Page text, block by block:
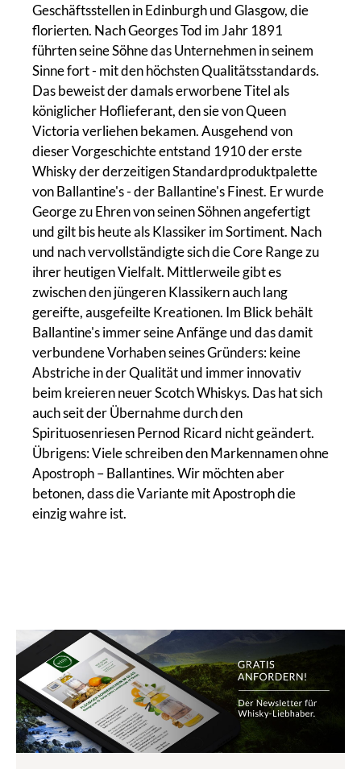
Geschäftsstellen in Edinburgh und Glasgow, die
florierten. Nach Georges Tod im Jahr 1891
führten seine Söhne das Unternehmen in seinem
Sinne fort - mit den höchsten Qualitätsstandards.
Das beweist der damals erworbene Titel als
königlicher Hoflieferant, den sie von Queen
Victoria verliehen bekamen. Ausgehend von
dieser Vorgeschichte entstand 1910 der erste
Whisky der derzeitigen Standardproduktpalette
von Ballantine's - der Ballantine's Finest. Er wurde
George zu Ehren von seinen Söhnen angefertigt
und gilt bis heute als Klassiker im Sortiment. Nach
und nach vervollständigte sich die Core Range zu
ihrer heutigen Vielfalt. Mittlerweile gibt es
zwischen den jüngeren Klassikern auch lang
gereifte, ausgefeilte Kreationen. Im Blick behält
Ballantine's immer seine Anfänge und das damit
verbundene Vorhaben seines Gründers: keine
Abstriche in der Qualität und immer innovativ
beim kreieren neuer Scotch Whiskys. Das hat sich
auch seit der Übernahme durch den
Spirituosenriesen Pernod Ricard nicht geändert.
Übrigens: Viele schreiben den Markennamen ohne
Apostroph – Ballantines. Wir möchten aber
betonen, dass die Variante mit Apostroph die
einzig wahre ist.